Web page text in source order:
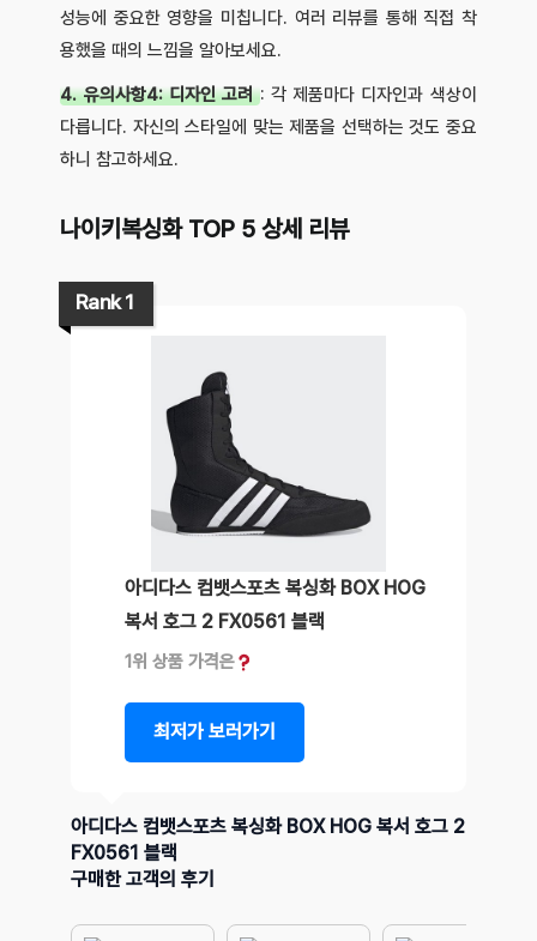
성능에 중요한 영향을 미칩니다. 여러 리뷰를 통해 직접 착
용했을 때의 느낌을 알아보세요.
4. 유의사항4: 디자인 고려: 각 제품마다 디자인과 색상이
다릅니다. 자신의 스타일에 맞는 제품을 선택하는 것도 중요
하니 참고하세요.
나이키복싱화 TOP 5 상세 리뷰
Rank 1
아디다스 컴뱃스포츠 복싱화 BOX HOG
복서 호그 2 FX0561 블랙
1위 상품 가격은
최저가 보러가기
아디다스 컴뱃스포츠 복싱화 BOX HOG 복서 호그 2
FX0561 블랙
구매한 고객의 후기